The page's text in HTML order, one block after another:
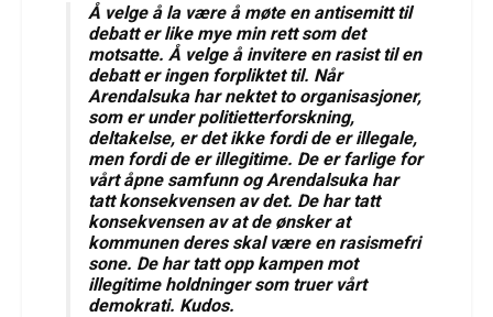
Å velge å la være å møte en antisemitt til
debatt er like mye min rett som det
motsatte. Å velge å invitere en rasist til en
debatt er ingen forpliktet til. Når
Arendalsuka har nektet to organisasjoner,
som er under politietterforskning,
deltakelse, er det ikke fordi de er illegale,
men fordi de er illegitime. De er farlige for
vårt åpne samfunn og Arendalsuka har
tatt konsekvensen av det. De har tatt
konsekvensen av at de ønsker at
kommunen deres skal være en rasismefri
sone. De har tatt opp kampen mot
illegitime holdninger som truer vårt
demokrati. Kudos.